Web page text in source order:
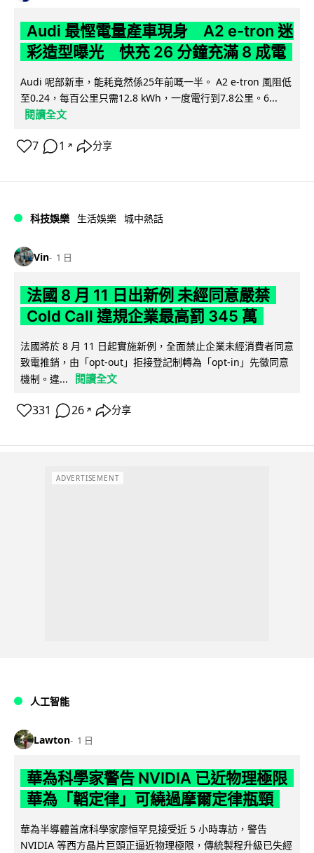
Audi 最慳電量產車現身 A2 e-tron 迷
彩造型曝光 快充 26 分鐘充滿 8 成電
Audi 呢部新車，能耗竟然係25年前嘅一半。 A2 e-tron 風阻低
至0.24，每百公里只需12.8 kWh，一度電行到7.8公里。6...
閱讀全文
7 1 ↗ 分享
科技娛樂 生活娛樂 城中熱話
Vin 1 日
法國 8 月 11 日出新例 未經同意嚴禁
Cold Call 違規企業最高罰 345 萬
法國將於 8 月 11 日起實施新例，全面禁止企業未經消費者同意
致電推銷，由「opt-out」拒接登記制轉為「opt-in」先徵同意
機制。違...
閱讀全文
331 26 ↗ 分享
ADVERTISEMENT
人工智能
Lawton 1 日
華為科學家警告 NVIDIA 已近物理極限
華為「韜定律」可繞過摩爾定律瓶頸
華為半導體首席科學家廖恒罕見接受近 5 小時專訪，警告
NVIDIA 等西方晶片巨頭正逼近物理極限，傳統製程升級已失經